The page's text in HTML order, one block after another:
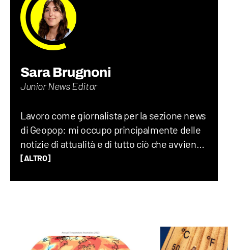
Sara Brugnoni
Junior News Editor
Lavoro come giornalista per la sezione news
di Geopop: mi occupo principalmente delle
notizie di attualità e di tutto ciò che avviene
sul Pianeta Terra, dalla geopolitica allo
gli eventi del mondo siano profondamente
connessi tra di loro.
[ALTRO]